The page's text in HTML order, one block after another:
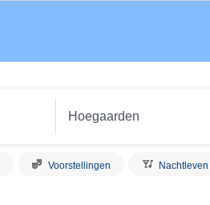
Voorstellingen Nachtleven